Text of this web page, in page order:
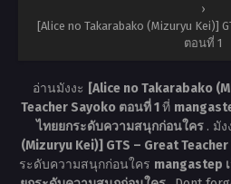
›
[Alice no Takarabako (Mizuryu Kei)]
ตอนที่ 1
อ่านมังงะ [Alice no Takarabako
Teacher Sayoko ตอนที่ 1ที่
ไทยยกระดับความสนุกก่อนใคร . มัง
(Mizuryu Kei)] GTS – Great
ระดับความสนุกก่อนใคร mangastep